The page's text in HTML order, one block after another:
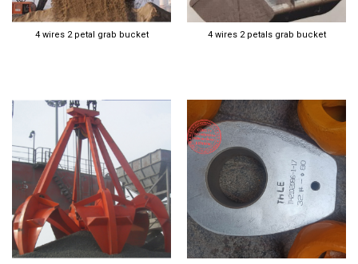
4 wires 2 petal grab bucket 4 wires 2 petals grab bucket